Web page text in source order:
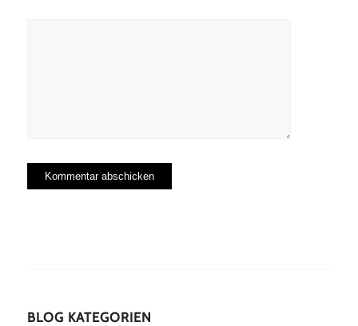
BLOG KATEGORIEN